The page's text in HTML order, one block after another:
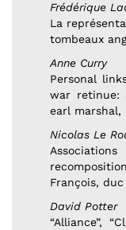
Frédérique
La
tombeaux
Anne Curry
Personal
war retinue:
earl marshal,
Nicolas Le
François, duc
David Potter
“Alliance”,